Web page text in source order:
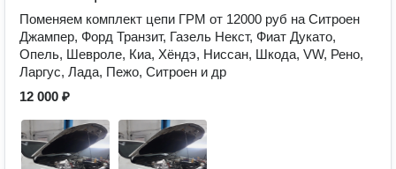
Поменяем комплект цепи ГРМ от 12000 руб на Ситроен
Джампер, Форд Транзит, Газель Некст, Фиат Дукато,
Опель, Шевроле, Киа, Хёндэ, Ниссан, Шкода, VW, Рено,
Ларгус, Лада, Пежо, Ситроен и др
12 000 ₽